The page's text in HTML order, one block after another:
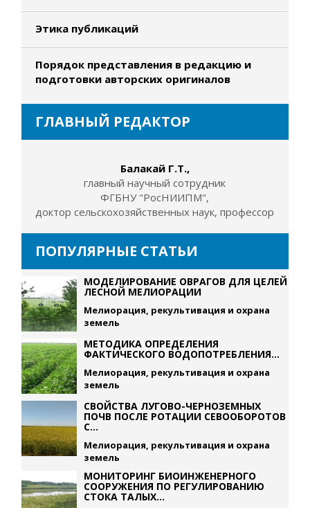
Этика публикаций
Порядок представления в редакцию и
подготовки авторских оригиналов
ГЛАВНЫЙ РЕДАКТОР
Балакай Г.Т.,
главный научный сотрудник
ФГБНУ "РосНИИПМ",
доктор сельскохозяйственных наук, профессор
ПОПУЛЯРНЫЕ СТАТЬИ
МОДЕЛИРОВАНИЕ ОВРАГОВ ДЛЯ ЦЕЛЕЙ
ЛЕСНОЙ МЕЛИОРАЦИИ
Мелиорация, рекультивация и охрана
земель
МЕТОДИКА ОПРЕДЕЛЕНИЯ
ФАКТИЧЕСКОГО ВОДОПОТРЕБЛЕНИЯ...
Мелиорация, рекультивация и охрана
земель
СВОЙСТВА ЛУГОВО-ЧЕРНОЗЕМНЫХ
ПОЧВ ПОСЛЕ РОТАЦИИ СЕВООБОРОТОВ
С...
Мелиорация, рекультивация и охрана
земель
МОНИТОРИНГ БИОИНЖЕНЕРНОГО
СООРУЖЕНИЯ ПО РЕГУЛИРОВАНИЮ
СТОКА ТАЛЫХ...